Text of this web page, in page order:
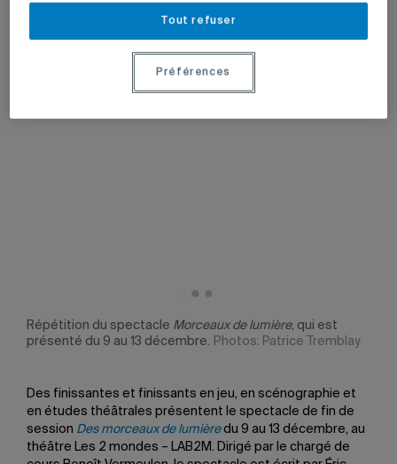
Répétition du spectacle Morceaux de lumière, qui est
présenté du 9 au 13 décembre. Photos: Patrice Tremblay
Des finissantes et finissants en jeu, en scénographie et
en études théâtrales présentent le spectacle de fin de
session Des morceaux de lumièredu 9 au 13 décembre, au
théâtre Les 2 mondes – LAB2M. Dirigé par le chargé de
Tout refuser
Préférences